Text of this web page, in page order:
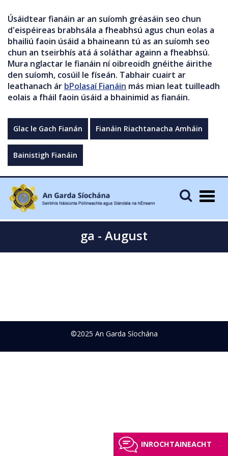
Úsáidtear fianáin ar an suíomh gréasáin seo chun
d'eispéireas brabhsála a fheabhsú agus chun eolas a
bhailiú faoin úsáid a bhaineann tú as an suíomh seo
chun an tseirbhís atá á soláthar againn a fheabhsú.
Mura nglactar le fianáin ní oibreoidh gnéithe áirithe
den suíomh, cosúil le físeán. Tabhair cuairt ar
leathanach ár bPolasaí Fianáin más mian leat tuilleadh
eolais a fháil faoin úsáid a bhainimid as fianáin.
Glac le Gach Fianán Fianáin Riachtanacha Amháin
Bainistigh Fianáin
ga - August
©2025 An Garda Síochána
INROCHTAINEACHT